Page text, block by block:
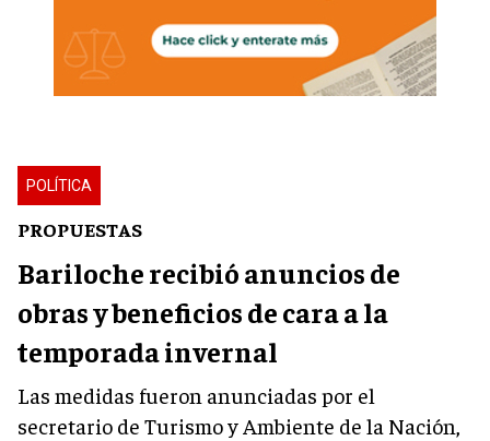
POLÍTICA
PROPUESTAS
Bariloche recibió anuncios de
obras y beneficios de cara a la
temporada invernal
Las medidas fueron anunciadas por el
secretario de Turismo y Ambiente de la Nación,